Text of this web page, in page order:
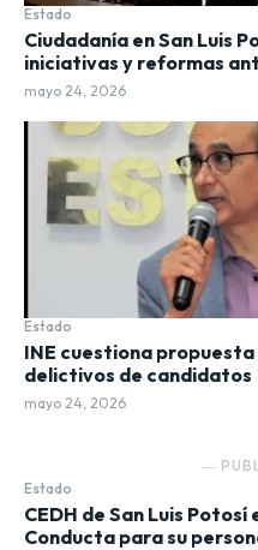
Estado
Ciudadanía en San Luis
iniciativas y reformas
mayo 24, 2026
Estado
INE cuestiona
delictivos de candidatos
mayo 24, 2026
―
Estado
CEDH de San Luis
Conducta para su